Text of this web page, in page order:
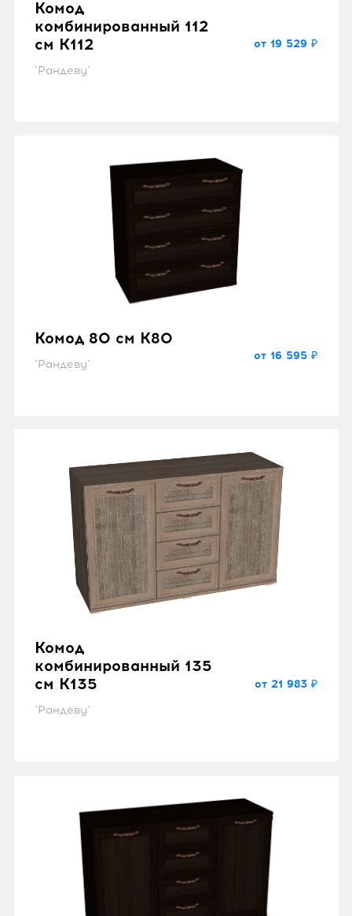
Комод
комбинированный 112
см K112
"Рандеву"
от 19 529 ₽
Комод 80 см K80
"Рандеву"
от 16 595 ₽
Комод
комбинированный 135
см K135
"Рандеву"
от 21 983 ₽